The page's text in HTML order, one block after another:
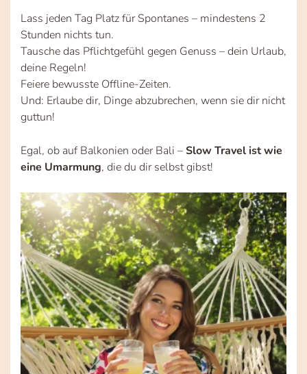
Lass jeden Tag Platz für Spontanes – mindestens 2
Stunden nichts tun.
Tausche das Pflichtgefühl gegen Genuss – dein Urlaub,
deine Regeln!
Feiere bewusste Offline-Zeiten.
Und: Erlaube dir, Dinge abzubrechen, wenn sie dir nicht
guttun!
Egal, ob auf Balkonien oder Bali –Slow Travel ist wie
eine Umarmung, die du dir selbst gibst!